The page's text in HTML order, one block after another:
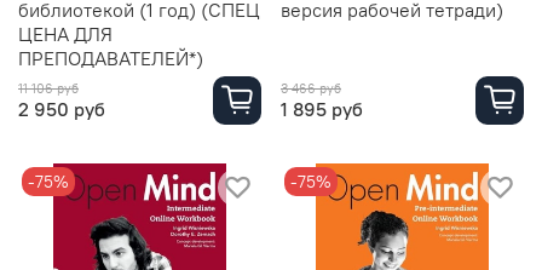
библиотекой (1 год) (СПЕЦ
ЦЕНА ДЛЯ
ПРЕПОДАВАТЕЛЕЙ*)
11 106 руб
2 950 руб
версия рабочей тетради)
3 466 руб
1 895 руб
-75% -75%